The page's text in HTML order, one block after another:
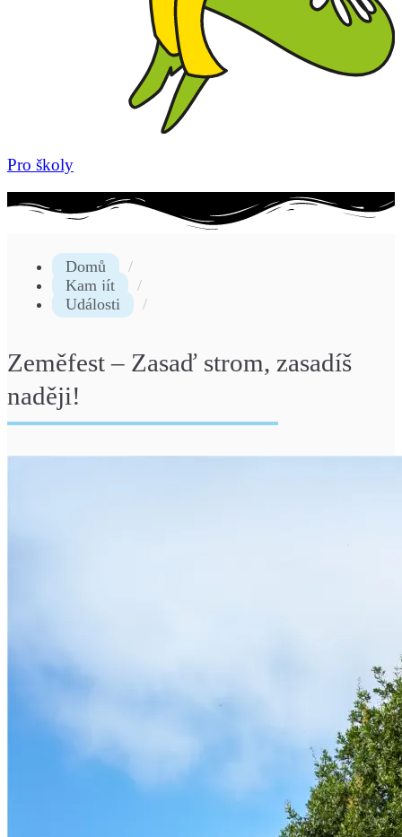
Pro školy
Domů
Kam jít
Události
Zeměfest – Zasaď strom, zasadíš
naději!